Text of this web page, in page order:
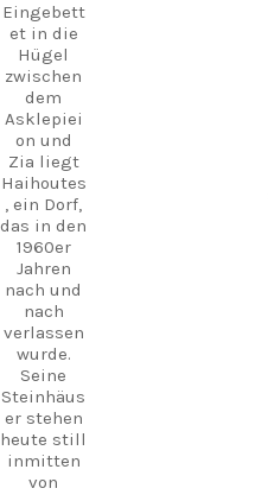
Eingebett
et in die
Hügel
zwischen
dem
Asklepiei
on und
Zia liegt
Haihoutes
, ein Dorf,
das in den
1960er
Jahren
nach und
nach
verlassen
wurde.
Seine
Steinhäus
er stehen
heute still
inmitten
von